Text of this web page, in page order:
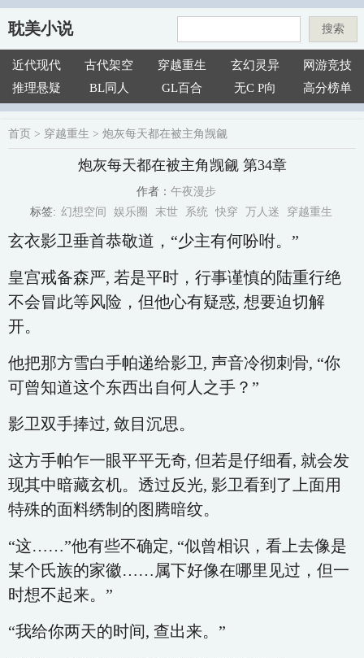
耽美小说 搜索
近代现代 古代架空 穿越重生 玄幻灵异
网游竞技
推理悬疑
BL同人 GL百合 无C P向 高分榜单
首页 > 穿越重生 > 炮灰每天都在被主角觊觎
炮灰每天都在被主角觊觎 第34章
作者： 午夜漫步
标签: 幻想空间 娱乐圈 末世 系统 快穿 万人迷 穿越重生
玄衣影卫垂首恭敬道，“少主有何吩咐。”
皇宫戒备森严, 若是平时，行事谨慎的陆重行绝
不会冒此等风险，但他心有疑惑, 想要迫切解
开。
他把那方雪白手帕递给影卫, 声音冷彻刺骨, “你
可曾知道这个东西出自何人之手？”
影卫双手捧过, 敛目沉思。
这方手帕乍一眼平平无奇, 但若是仔细看, 就会发
现其中暗藏玄机。透过反光, 影卫看到了上面用
特殊的面料绣制的图腾暗纹。
“这……”他有些不确定, “似曾相识，看上去像是
某个氏族的家徽……属下好像在哪里见过，但一
时想不起来。”
“我给你两天的时间, 查出来。”